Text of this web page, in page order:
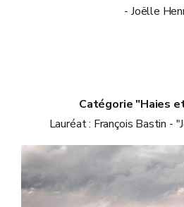
- Joëlle
Catégorie "Haies
Lauréat : François Bastin -